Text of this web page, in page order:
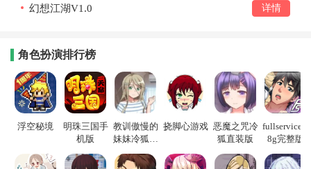
幻想江湖V1.0 详情
角色扮演排行榜
浮空秘境
明珠三国手
机版
教训傲慢的
妹妹冷狐游
挠脚心游戏 恶魔之咒冷
狐直装版
fullservice1.
8g完整版